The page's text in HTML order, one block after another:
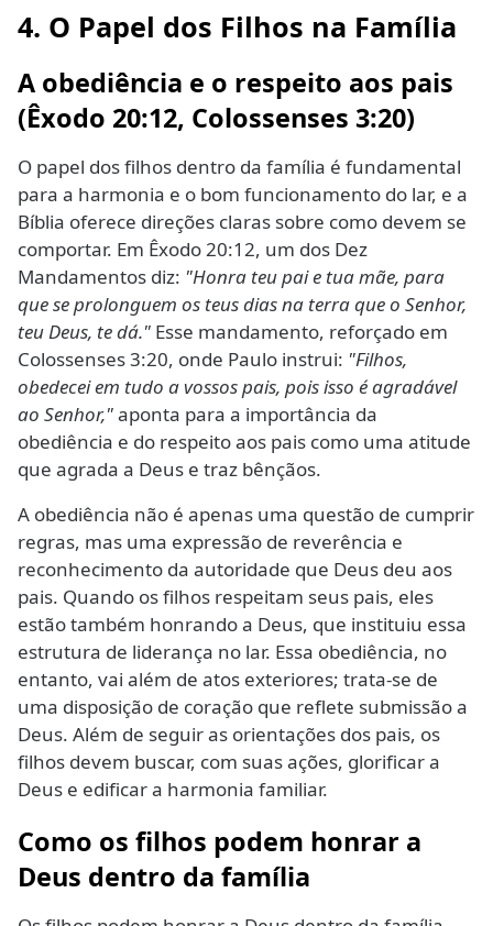
4. O Papel dos Filhos na Família
A obediência e o respeito aos pais
(Êxodo 20:12, Colossenses 3:20)
O papel dos filhos dentro da família é fundamental
para a harmonia e o bom funcionamento do lar, e a
Bíblia oferece direções claras sobre como devem se
comportar. Em Êxodo 20:12, um dos Dez
Mandamentos diz: "Honra teu pai e tua mãe, para
que se prolonguem os teus dias na terra que o Senhor,
teu Deus, te dá." Esse mandamento, reforçado em
Colossenses 3:20, onde Paulo instrui: "Filhos,
obedecei em tudo a vossos pais, pois isso é agradável
ao Senhor,"aponta para a importância da
obediência e do respeito aos pais como uma atitude
que agrada a Deus e traz bênçãos.
A obediência não é apenas uma questão de cumprir
regras, mas uma expressão de reverência e
reconhecimento da autoridade que Deus deu aos
pais. Quando os filhos respeitam seus pais, eles
estão também honrando a Deus, que instituiu essa
estrutura de liderança no lar. Essa obediência, no
entanto, vai além de atos exteriores; trata-se de
uma disposição de coração que reflete submissão a
Deus. Além de seguir as orientações dos pais, os
filhos devem buscar, com suas ações, glorificar a
Deus e edificar a harmonia familiar.
Como os filhos podem honrar a
Deus dentro da família